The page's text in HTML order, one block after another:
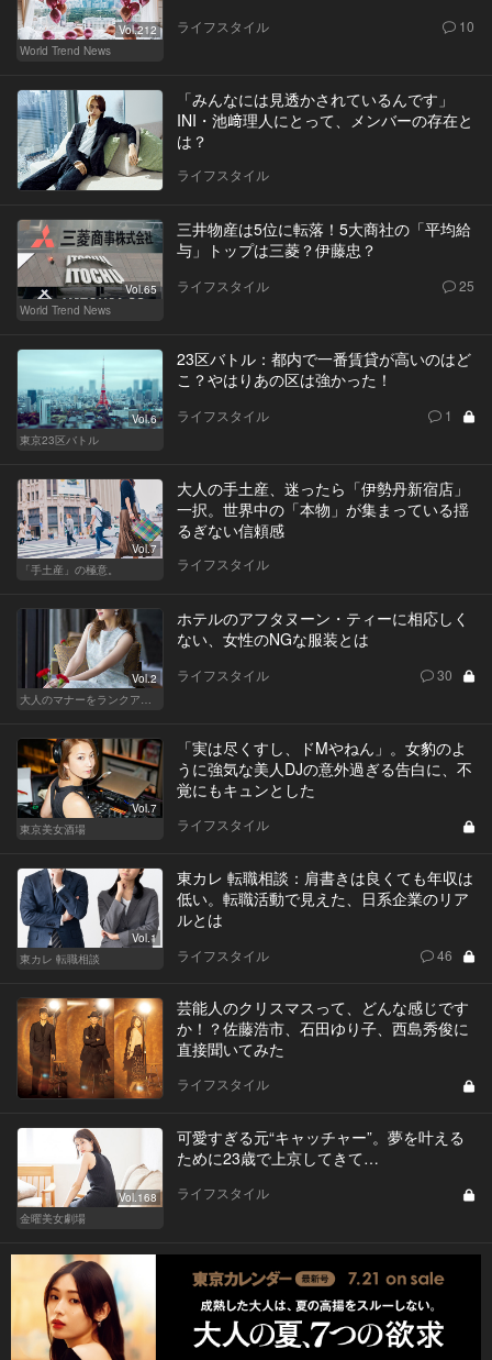
Vol.212
World Trend News
ライフスタイル 10
「みんなには見透かされているんです」
INI・池﨑理人にとって、メンバーの存在と
は？
ライフスタイル
Vol.65
World Trend News
三井物産は5位に転落！5大商社の「平均給
与」トップは三菱？伊藤忠？
ライフスタイル 25
Vol.6
東京23区バトル
23区バトル：都内で一番賃貸が高いのはど
こ？やはりあの区は強かった！
ライフスタイル 1
Vol.7
「手土産」の極意。
大人の手土産、迷ったら「伊勢丹新宿店」
一択。世界中の「本物」が集まっている揺
るぎない信頼感
ライフスタイル
Vol.2
ホテルのアフタヌーン・ティーに相応しく
ない、女性のNGな服装とは
ライフスタイル 30
Vol.7
東京美女酒場
「実は尽くすし、ドMやねん」。女豹のよ
うに強気な美人DJの意外過ぎる告白に、不
覚にもキュンとした
ライフスタイル
Vol.1
東カレ 転職相談
東カレ 転職相談：肩書きは良くても年収は
低い。転職活動で見えた、日系企業のリア
ルとは
ライフスタイル 46
芸能人のクリスマスって、どんな感じです
か！？佐藤浩市、石田ゆり子、西島秀俊に
直接聞いてみた
ライフスタイル
Vol.168
金曜美女劇場
可愛すぎる元“キャッチャー”。夢を叶える
ために23歳で上京してきて…
ライフスタイル